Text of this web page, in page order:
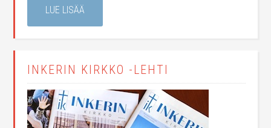
LUE LISÄÄ
INKERIN KIRKKO -LEHTI